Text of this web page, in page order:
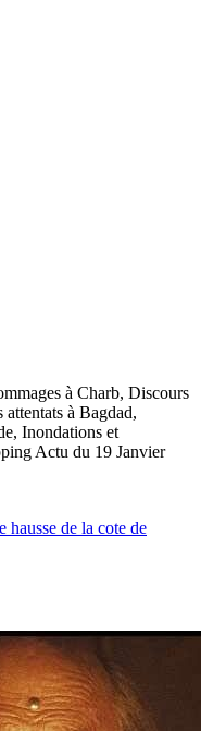
à Charb, Discours
à Bagdad,
Inondations et
Actu du 19 Janvier
de la cote de